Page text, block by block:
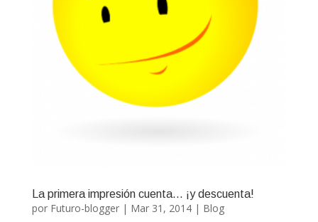
La primera impresión cuenta… ¡y descuenta!
por Futuro-blogger| Mar 31, 2014| Blog